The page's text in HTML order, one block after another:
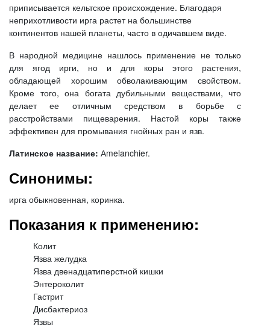
приписывается кельтское происхождение. Благодаря
неприхотливости ирга растет на большинстве
континентов нашей планеты, часто в одичавшем виде.
В народной медицине нашлось применение не только
для ягод ирги, но и для коры этого растения,
обладающей хорошим обволакивающим свойством.
Кроме того, она богата дубильными веществами, что
делает ее отличным средством в борьбе с
расстройствами пищеварения. Настой коры также
эффективен для промывания гнойных ран и язв.
Латинское название: Аmelanchier.
Синонимы:
ирга обыкновенная, коринка.
Показания к применению:
Колит
Язва желудка
Язва двенадцатиперстной кишки
Энтероколит
Гастрит
Дисбактериоз
Язвы